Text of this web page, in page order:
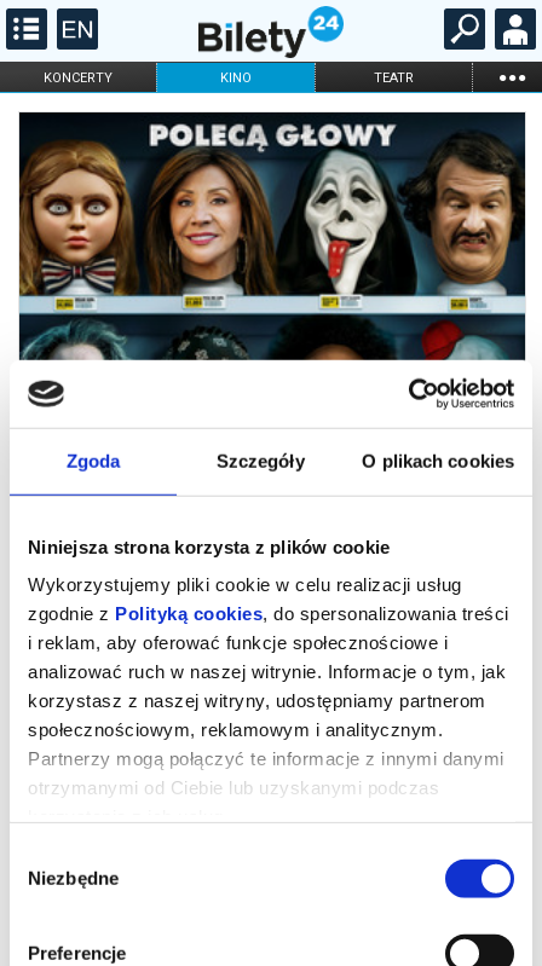
Zgoda Szczegóły O plikach cookies
Niniejsza strona korzysta z plików cookie
Wykorzystujemy pliki cookie w celu realizacji usług
zgodnie z Polityką cookies, do spersonalizowania treści
i reklam, aby oferować funkcje społecznościowe i
analizować ruch w naszej witrynie. Informacje o tym, jak
korzystasz z naszej witryny, udostępniamy partnerom
społecznościowym, reklamowym i analitycznym.
Partnerzy mogą połączyć te informacje z innymi danymi
otrzymanymi od Ciebie lub uzyskanymi podczas
zgody
Niezbędne
Preferencje
KONCERTY KINO TEATR ...
FILHARMONIA OPERA I BALET
STAND-UP
DLA DZIECI
ONLINE KARNETY